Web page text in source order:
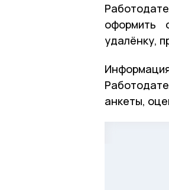
оформить
удалёнку,
анкеты,